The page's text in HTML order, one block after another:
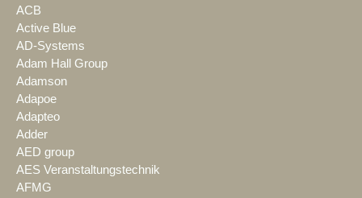
ACB
Active Blue
AD-Systems
Adam Hall Group
Adamson
Adapoe
Adapteo
Adder
AED group
AES Veranstaltungstechnik
AFMG